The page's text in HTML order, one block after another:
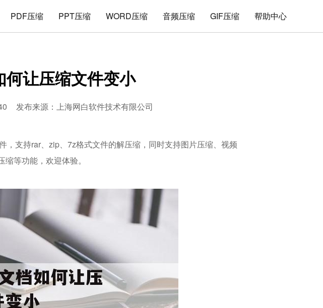
PDF压缩 PPT压缩 WORD压缩 音频压缩 GIF压缩 帮助中心
让压缩文件变小
发布来源：上海网白软件技术有限公司
，支持rar、zip、7z格式文件的解压缩，同时支持图片压缩、视频
等功能，欢迎体验。